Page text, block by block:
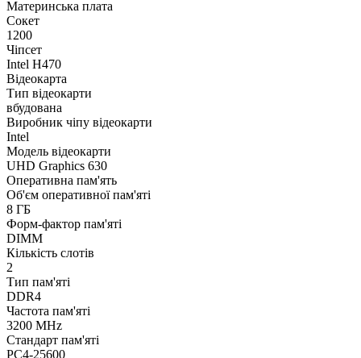
Материнська плата
Сокет
1200
Чіпсет
Intel H470
Відеокарта
Тип відеокарти
вбудована
Виробник чіпу відеокарти
Intel
Модель відеокарти
UHD Graphics 630
Оперативна пам'ять
Об'єм оперативної пам'яті
8 ГБ
Форм-фактор пам'яті
DIMM
Кількість слотів
2
Тип пам'яті
DDR4
Частота пам'яті
3200 MHz
Стандарт пам'яті
PC4-25600